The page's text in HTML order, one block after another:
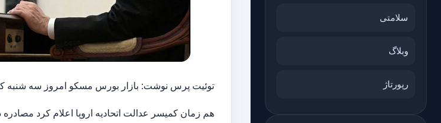
سلامتی
وبلاگ
رپورتاژ توئیت پرس نوشت: بازار بورس مسکو امروز سه شنبه کار خود را در
هم زمان کمیسر عدالت اتحادیه اروپا اعلام کرد